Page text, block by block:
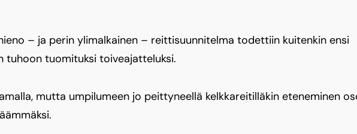
– ja perin ylimalkainen – reittisuunnitelma todettiin kuitenkin ensi
tuhoon tuomituksi toiveajatteluksi.
mutta umpilumeen jo peittyneellä kelkkareitilläkin eteneminen